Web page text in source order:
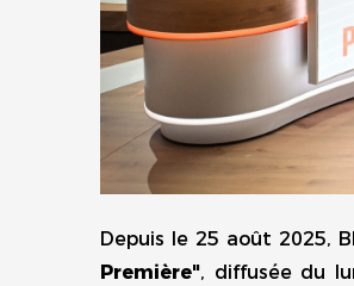
Depuis le 25 août 2025,
Première", diffusée du